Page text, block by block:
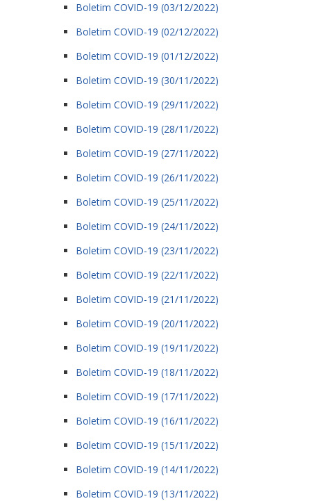
Boletim COVID-19 (03/12/2022)
Boletim COVID-19 (02/12/2022)
Boletim COVID-19 (01/12/2022)
Boletim COVID-19 (30/11/2022)
Boletim COVID-19 (29/11/2022)
Boletim COVID-19 (28/11/2022)
Boletim COVID-19 (27/11/2022)
Boletim COVID-19 (26/11/2022)
Boletim COVID-19 (25/11/2022)
Boletim COVID-19 (24/11/2022)
Boletim COVID-19 (23/11/2022)
Boletim COVID-19 (22/11/2022)
Boletim COVID-19 (21/11/2022)
Boletim COVID-19 (20/11/2022)
Boletim COVID-19 (19/11/2022)
Boletim COVID-19 (18/11/2022)
Boletim COVID-19 (17/11/2022)
Boletim COVID-19 (16/11/2022)
Boletim COVID-19 (15/11/2022)
Boletim COVID-19 (14/11/2022)
Boletim COVID-19 (13/11/2022)